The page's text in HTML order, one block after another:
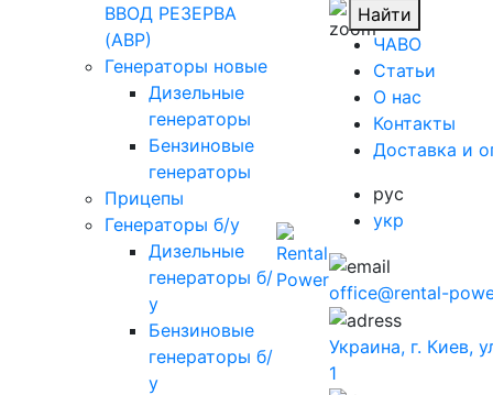
ВВОД РЕЗЕРВА
(АВР)
Генераторы новые
Дизельные
генераторы
Бензиновые
генераторы
Прицепы
Генераторы б/у
Дизельные
генераторы б/
у
Бензиновые
генераторы б/
у
Найти
ЧАВО
Cтатьи
O нас
Контакты
Доставка и
рус
укр
office@rental-
Украина, г. Киев,
1